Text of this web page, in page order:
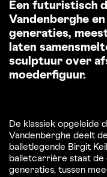
Een futuristisch
Vandenberghe
generaties,
laten
sculptuur over
moederfiguur.
De klassiek opgeleide
Vandenberghe deelt
balletlegende Birgit
balletcarrière staat de
generaties, tussen